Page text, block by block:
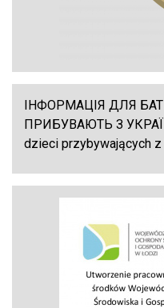
ІНФОРМАЦІЯ ДЛЯ
ПРИБУВАЮТЬ З
dzieci przybywających z